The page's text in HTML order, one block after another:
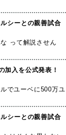
シーとの親善試合
って解説させん
加入を公式発表！
でユーベに500万ユ
シーとの親善試合